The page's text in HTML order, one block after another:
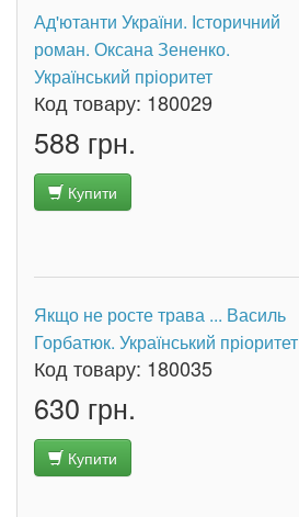
Ад'ютанти України. Історичний
роман. Оксана Зененко.
Український пріоритет
Код товару: 180029
588 грн.
Купити
Якщо не росте трава ... Василь
Горбатюк. Український пріоритет
Код товару: 180035
630 грн.
Купити